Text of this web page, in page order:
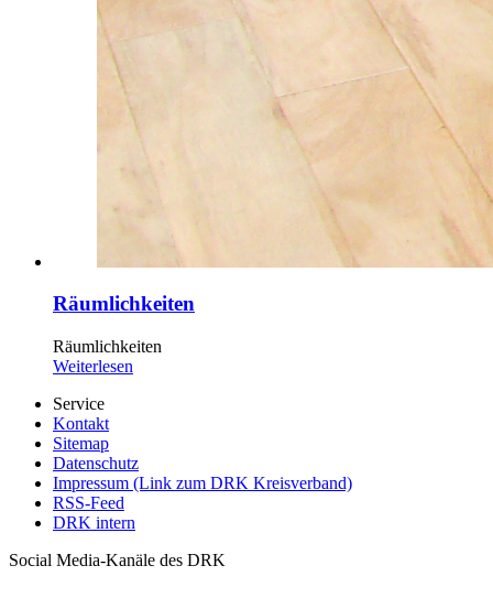
Räumlichkeiten
Räumlichkeiten
Weiterlesen
Service
Kontakt
Sitemap
Datenschutz
Impressum (Link zum DRK Kreisverband)
RSS-Feed
DRK intern
Social Media-Kanäle des DRK